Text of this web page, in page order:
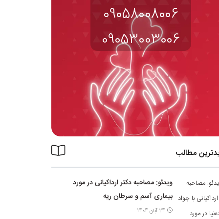
09058008006
09053003006
مطالب
ویدئو: مصاحبه دکتر ارداکیانی در مورد
بیماری آسم و سرطان ریه
24 آبان 1404